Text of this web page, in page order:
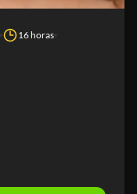
16 horas